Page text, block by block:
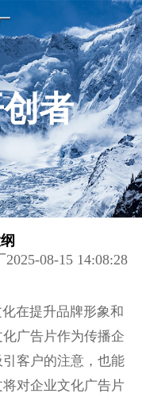
者
08-15 14:08:28
在提升品牌形象和
广告片作为传播企
客户的注意，也能
对企业文化广告片